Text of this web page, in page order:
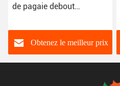
de pagaie debout
pagaie debout pour tous
les niveaux de
compétence
Obtenez le meilleur prix